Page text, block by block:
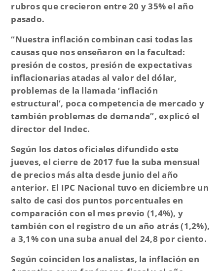
rubros que crecieron entre 20 y 35% el año
pasado.
“Nuestra inflación combinan casi todas las
causas que nos enseñaron en la facultad:
presión de costos, presión de expectativas
inflacionarias atadas al valor del dólar,
problemas de la llamada ‘inflación
estructural’, poca competencia de mercado y
también problemas de demanda”, explicó el
director del Indec.
Según los datos oficiales difundido este
jueves, el cierre de 2017 fue la suba mensual
de precios más alta desde junio del año
anterior. El IPC Nacional tuvo en diciembre un
salto de casi dos puntos porcentuales en
comparación con el mes previo (1,4%), y
también con el registro de un año atrás (1,2%),
a 3,1% con una suba anual del 24,8 por ciento.
Según coinciden los analistas, la inflación en